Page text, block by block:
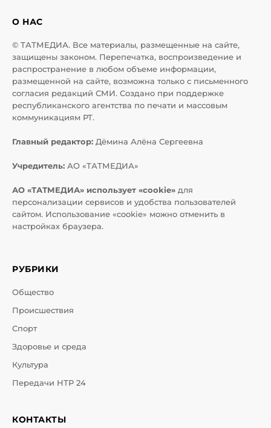
О НАС
© ТАТМЕДИА. Все материалы, размещенные на сайте,
защищены законом. Перепечатка, воспроизведение и
распространение в любом объеме информации,
размещенной на сайте, возможна только с письменного
согласия редакций СМИ. Создано при поддержке
республиканского агентства по печати и массовым
коммуникациям РТ.
Главный редактор: Дёмина Алёна Сергеевна
Учредитель: АО «ТАТМЕДИА»
АО «ТАТМЕДИА» использует «cookie» для
персонализации сервисов и удобства пользователей
сайтом. Использование «cookie» можно отменить в
настройках браузера.
РУБРИКИ
Общество
Происшествия
Спорт
Здоровье и среда
Культура
Передачи НТР 24
КОНТАКТЫ